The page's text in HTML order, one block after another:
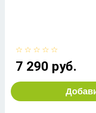
7 290 руб.